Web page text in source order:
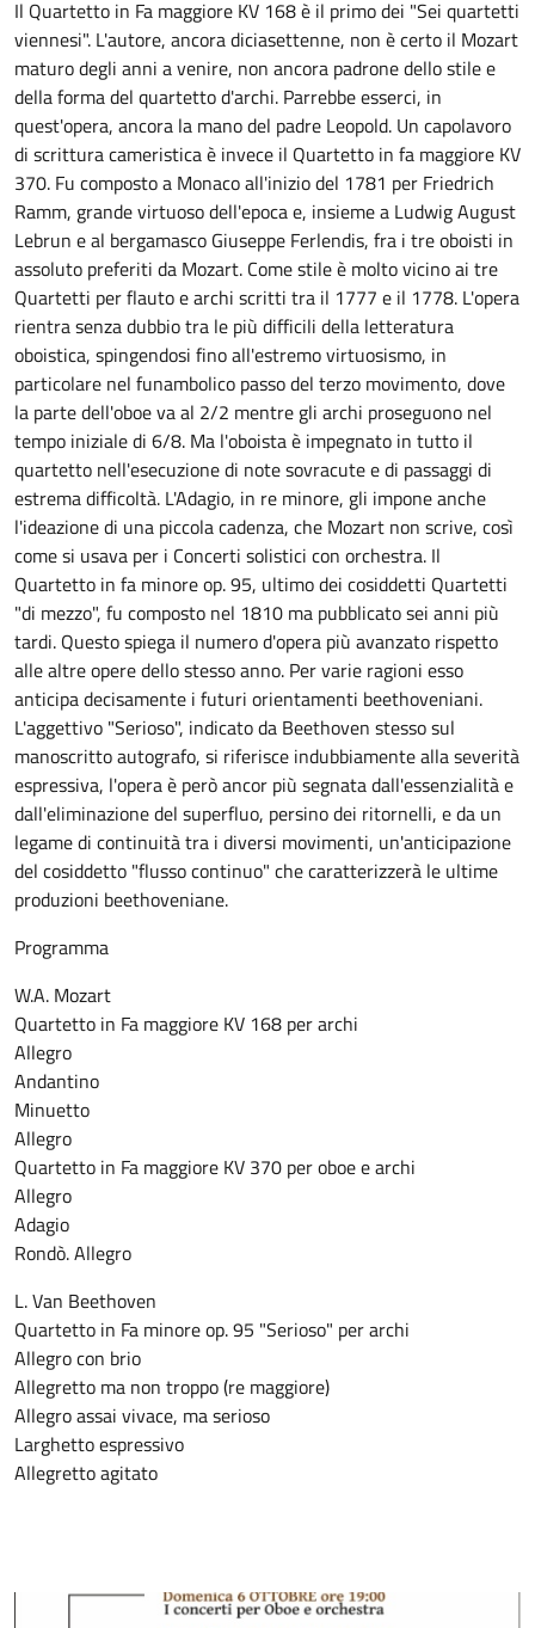
Il Quartetto in Fa maggiore KV 168 è il primo dei "Sei quartetti
viennesi". L'autore, ancora diciasettenne, non è certo il Mozart
maturo degli anni a venire, non ancora padrone dello stile e
della forma del quartetto d'archi. Parrebbe esserci, in
quest'opera, ancora la mano del padre Leopold. Un capolavoro
di scrittura cameristica è invece il Quartetto in fa maggiore KV
370. Fu composto a Monaco all'inizio del 1781 per Friedrich
Ramm, grande virtuoso dell'epoca e, insieme a Ludwig August
Lebrun e al bergamasco Giuseppe Ferlendis, fra i tre oboisti in
assoluto preferiti da Mozart. Come stile è molto vicino ai tre
Quartetti per flauto e archi scritti tra il 1777 e il 1778. L'opera
rientra senza dubbio tra le più difficili della letteratura
oboistica, spingendosi fino all'estremo virtuosismo, in
particolare nel funambolico passo del terzo movimento, dove
la parte dell'oboe va al 2/2 mentre gli archi proseguono nel
tempo iniziale di 6/8. Ma l'oboista è impegnato in tutto il
quartetto nell'esecuzione di note sovracute e di passaggi di
estrema difficoltà. L'Adagio, in re minore, gli impone anche
l'ideazione di una piccola cadenza, che Mozart non scrive, così
come si usava per i Concerti solistici con orchestra. Il
Quartetto in fa minore op. 95, ultimo dei cosiddetti Quartetti
"di mezzo", fu composto nel 1810 ma pubblicato sei anni più
tardi. Questo spiega il numero d'opera più avanzato rispetto
alle altre opere dello stesso anno. Per varie ragioni esso
anticipa decisamente i futuri orientamenti beethoveniani.
L'aggettivo "Serioso", indicato da Beethoven stesso sul
manoscritto autografo, si riferisce indubbiamente alla severità
espressiva, l'opera è però ancor più segnata dall'essenzialità e
dall'eliminazione del superfluo, persino dei ritornelli, e da un
legame di continuità tra i diversi movimenti, un'anticipazione
del cosiddetto "flusso continuo" che caratterizzerà le ultime
produzioni beethoveniane.
Programma
W.A. Mozart
Quartetto in Fa maggiore KV 168 per archi
Allegro
Andantino
Minuetto
Allegro
Quartetto in Fa maggiore KV 370 per oboe e archi
Allegro
Adagio
Rondò. Allegro
L. Van Beethoven
Quartetto in Fa minore op. 95 "Serioso" per archi
Allegro con brio
Allegretto ma non troppo (re maggiore)
Allegro assai vivace, ma serioso
Larghetto espressivo
Allegretto agitato